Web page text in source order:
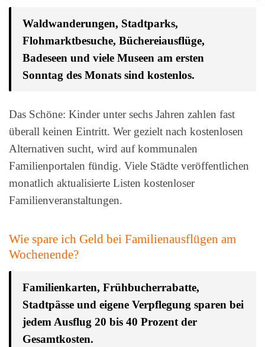
Waldwanderungen, Stadtparks,
Flohmarktbesuche, Büchereiausflüge,
Badeseen und viele Museen am ersten
Sonntag des Monats sind kostenlos.
Das Schöne: Kinder unter sechs Jahren zahlen fast
überall keinen Eintritt. Wer gezielt nach kostenlosen
Alternativen sucht, wird auf kommunalen
Familienportalen fündig. Viele Städte veröffentlichen
monatlich aktualisierte Listen kostenloser
Familienveranstaltungen.
Wie spare ich Geld bei Familienausflügen am
Wochenende?
Familienkarten, Frühbucherrabatte,
Stadtpässe und eigene Verpflegung sparen bei
jedem Ausflug 20 bis 40 Prozent der
Gesamtkosten.